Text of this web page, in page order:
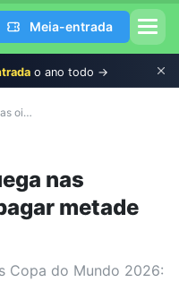
Meia-entrada
o ano todo →
Brasil enfrenta Noruega nas oitavas: onde ver e pagar metade no ingresso
nas
metade
Copa do Mundo 2026: